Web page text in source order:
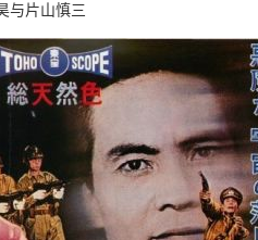
与片山慎三